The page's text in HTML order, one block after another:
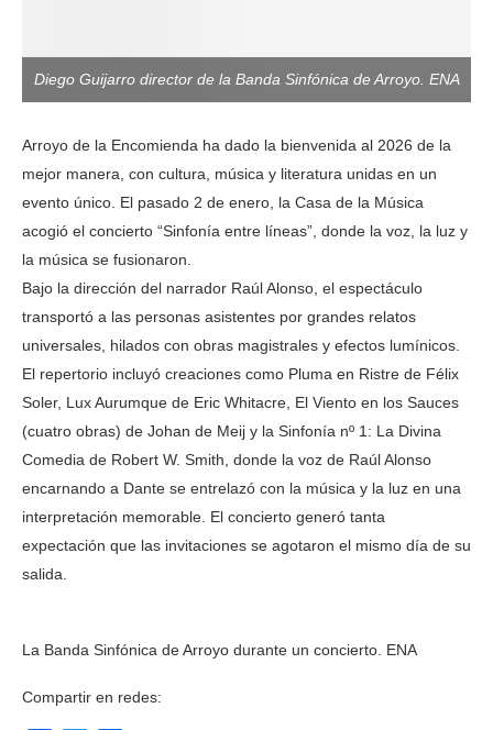
Diego Guijarro director de la Banda Sinfónica de Arroyo. ENA
Arroyo de la Encomienda ha dado la bienvenida al 2026 de la
mejor manera, con cultura, música y literatura unidas en un
evento único. El pasado 2 de enero, la Casa de la Música
acogió el concierto “Sinfonía entre líneas”, donde la voz, la luz y
la música se fusionaron.
Bajo la dirección del narrador Raúl Alonso, el espectáculo
transportó a las personas asistentes por grandes relatos
universales, hilados con obras magistrales y efectos lumínicos.
El repertorio incluyó creaciones como Pluma en Ristre de Félix
Soler, Lux Aurumque de Eric Whitacre, El Viento en los Sauces
(cuatro obras) de Johan de Meij y la Sinfonía nº 1: La Divina
Comedia de Robert W. Smith, donde la voz de Raúl Alonso
encarnando a Dante se entrelazó con la música y la luz en una
interpretación memorable. El concierto generó tanta
expectación que las invitaciones se agotaron el mismo día de su
salida.
La Banda Sinfónica de Arroyo durante un concierto. ENA
Compartir en redes: